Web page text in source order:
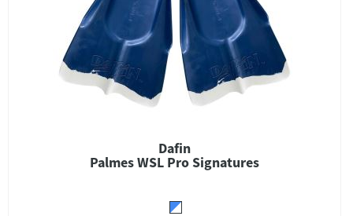
Dafin
Palmes WSL Pro Signatures